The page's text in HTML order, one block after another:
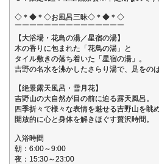
◇＊◆＊◇お風呂三昧◇＊◆＊◇
￣￣￣￣￣￣￣￣￣￣￣￣￣￣￣
【大浴場・花鳥の湯／星宿の湯】
木の香りに包まれた「花鳥の湯」と
タイル敷きの落ち着いた「星宿の湯」。
吉野の名水を沸かしたさらり湯で、足をの
【絶景露天風呂・雪月花】
吉野山の大自然が目の前に迫る露天風呂。
四季折々で様々な表情を魅せる吉野山を眺
開放的に心と身体を解きほぐす贅沢時間。
入浴時間
朝：6:00～9:00
夜：15:30～23:00